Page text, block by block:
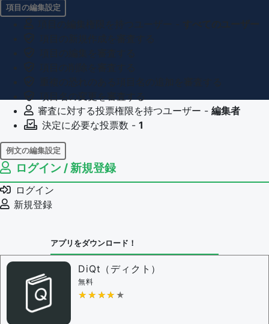
項目の編集設定
審査に対する投票権限を持つユーザー - 編集者
決定に必要な投票数 - 1
例文の編集設定
例文の編集権限を持つユーザー -
例文の削除を審査する
審査に対する投票権限を持つユーザー -
決定に必要な投票数 -
問題の編集権限を持つユーザー -すべてのユーザー
審査に対する投票権限を持つユーザー -
決定に必要な投票数 -
編集ガイドライン
ログイン / 新規登録
ログイン
新規登録
アプリをダウンロード！
DiQt（ディクト）
無料
★★★★★
★★★★★